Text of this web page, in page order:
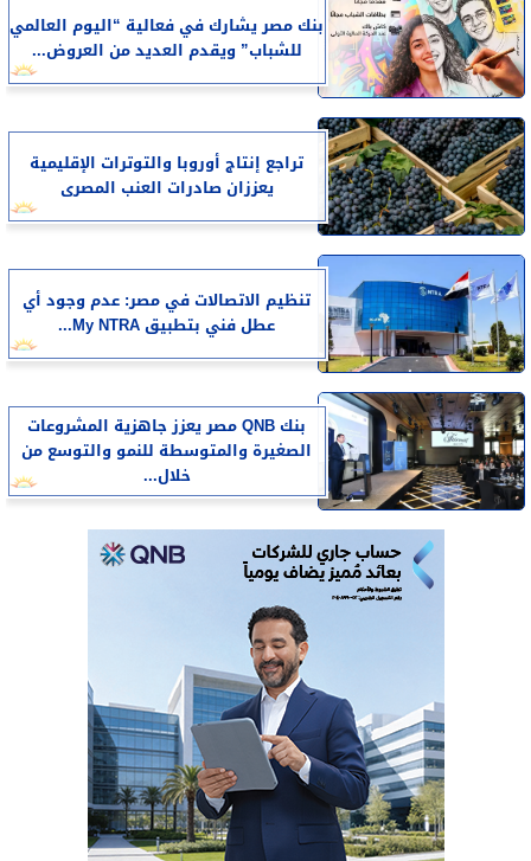
بنك مصر يشارك في فعالية “اليوم العالمي
للشباب” ويقدم العديد من العروض...
تراجع إنتاج أوروبا والتوترات الإقليمية
يعززان صادرات العنب المصرى
تنظيم الاتصالات في مصر: عدم وجود أي
عطل فني بتطبيق My NTRA...
بنك QNB مصر يعزز جاهزية المشروعات
الصغيرة والمتوسطة للنمو والتوسع من
خلال...